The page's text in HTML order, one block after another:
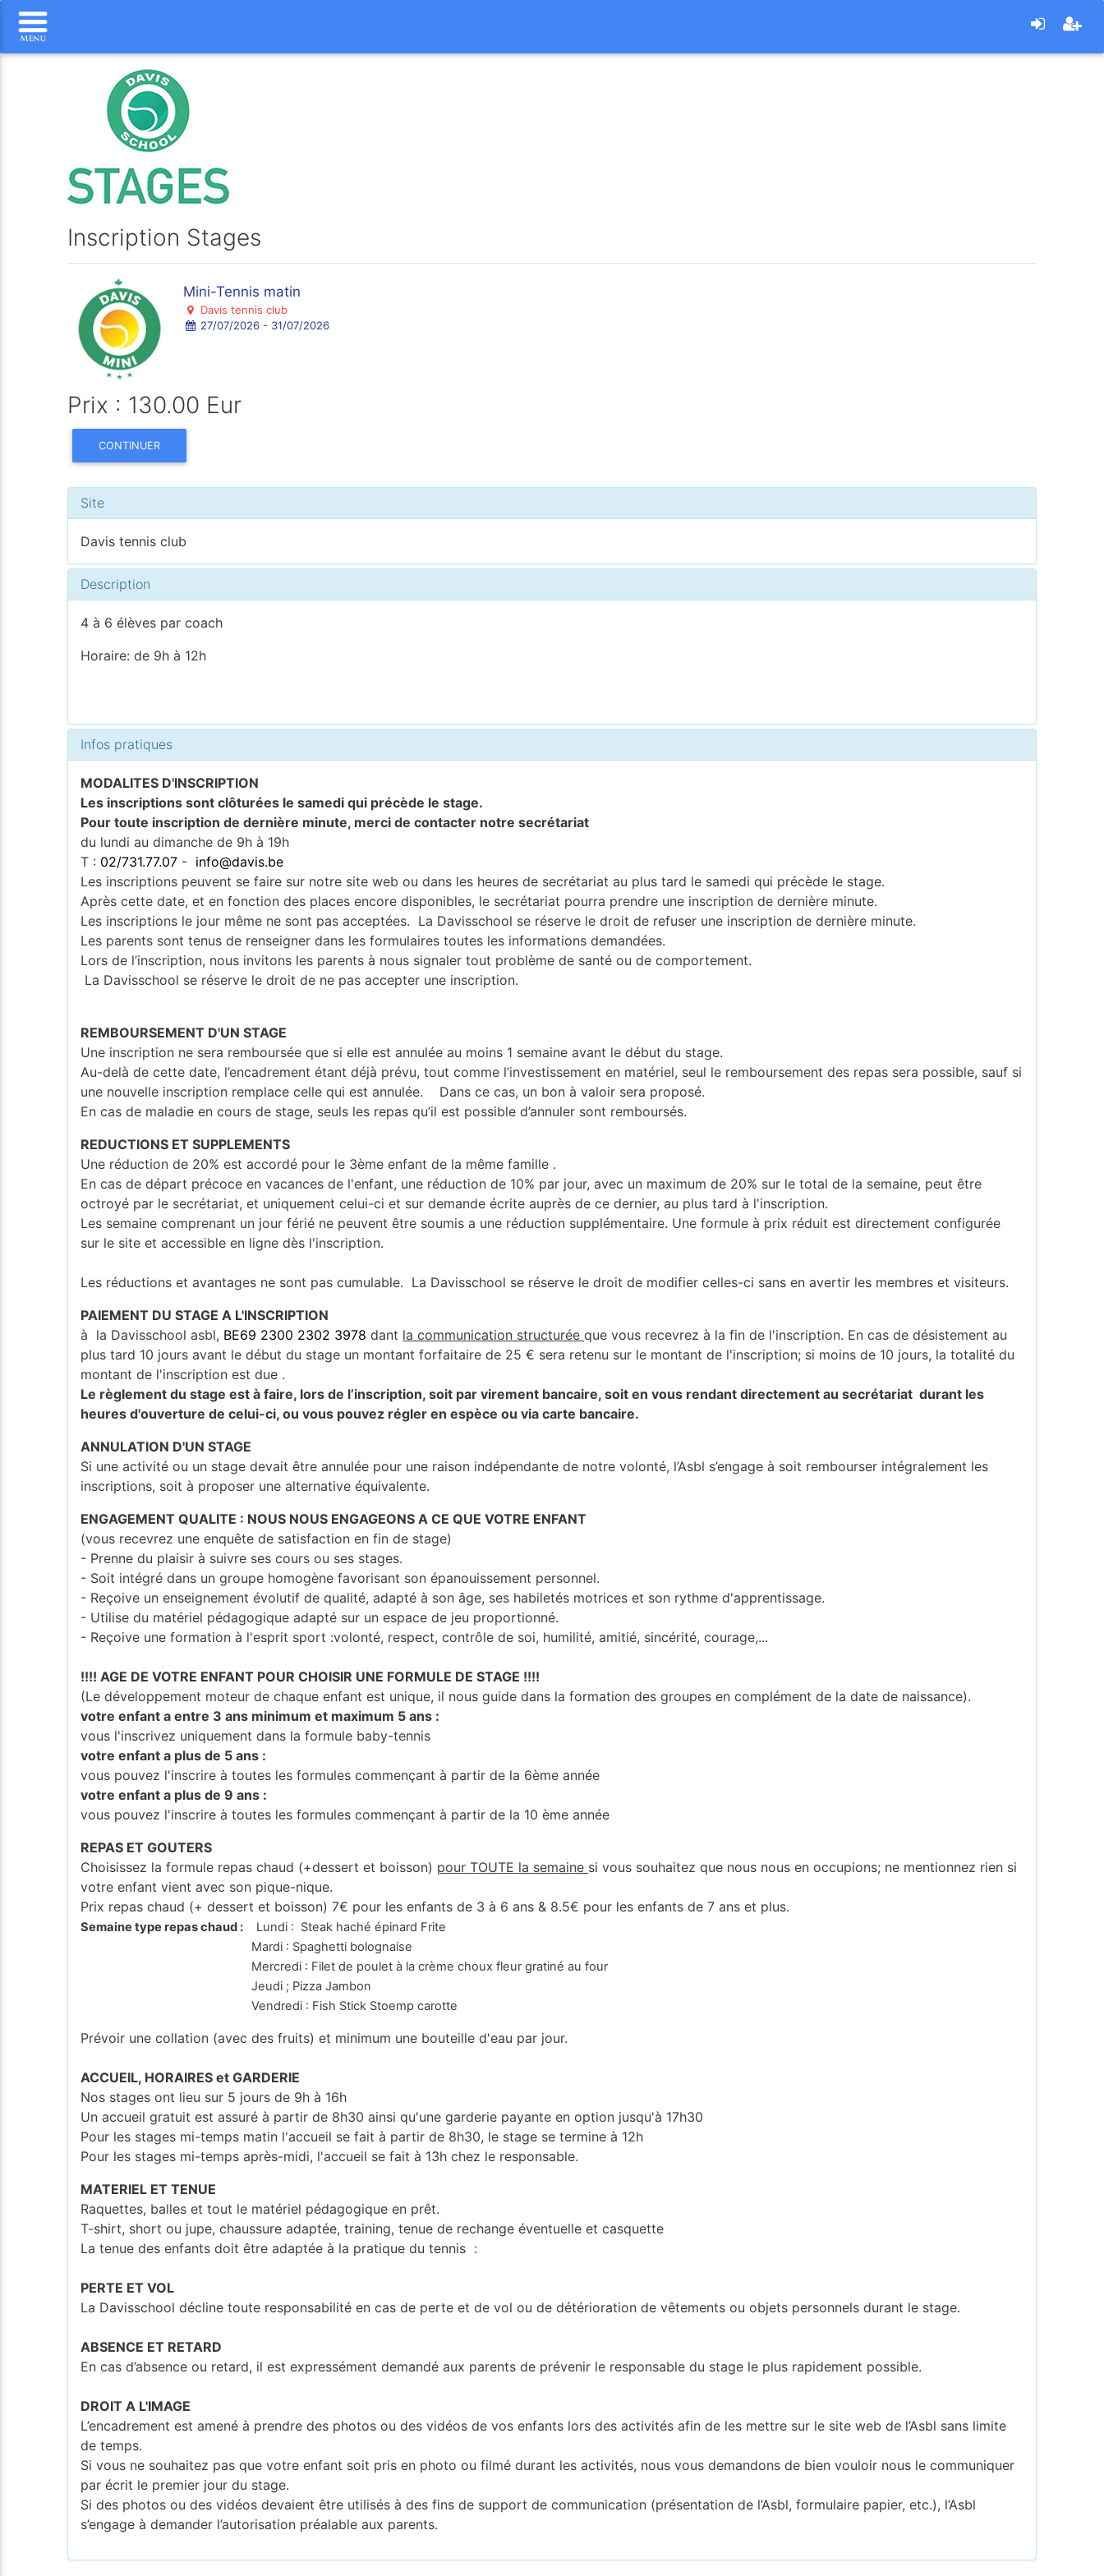
Inscription Stages
Mini-Tennis matin
Davis tennis club
27/07/2026 - 31/07/2026
Prix : 130.00 Eur
CONTINUER
Site
Davis tennis club
Description
4 à 6 élèves par coach
Horaire: de 9h à 12h
Infos pratiques
MODALITES D'INSCRIPTION
Les inscriptions sont clôturées le samedi qui précède le stage.
Pour toute inscription de dernière minute, merci de contacter notre secrétariat
du lundi au dimanche de 9h à 19h
T : 02/731.77.07 - info@davis.be
Les inscriptions peuvent se faire sur notre site web ou dans les heures de secrétariat au plus tard le samedi qui précède le stage.
Après cette date, et en fonction des places encore disponibles, le secrétariat pourra prendre une inscription de dernière minute.
Les inscriptions le jour même ne sont pas acceptées. La Davisschool se réserve le droit de refuser une inscription de dernière minute.
Les parents sont tenus de renseigner dans les formulaires toutes les informations demandées.
Lors de l’inscription, nous invitons les parents à nous signaler tout problème de santé ou de comportement.
La Davisschool se réserve le droit de ne pas accepter une inscription.
REMBOURSEMENT D'UN STAGE
Une inscription ne sera remboursée que si elle est annulée au moins 1 semaine avant le début du stage.
Au-delà de cette date, l’encadrement étant déjà prévu, tout comme l’investissement en matériel, seul le remboursement des repas sera possible, sauf si
une nouvelle inscription remplace celle qui est annulée. Dans ce cas, un bon à valoir sera proposé.
En cas de maladie en cours de stage, seuls les repas qu’il est possible d’annuler sont remboursés.
REDUCTIONS ET SUPPLEMENTS
Une réduction de 20% est accordé pour le 3ème enfant de la même famille .
En cas de départ précoce en vacances de l'enfant, une réduction de 10% par jour, avec un maximum de 20% sur le total de la semaine, peut être
octroyé par le secrétariat, et uniquement celui-ci et sur demande écrite auprès de ce dernier, au plus tard à l'inscription.
Les semaine comprenant un jour férié ne peuvent être soumis a une réduction supplémentaire. Une formule à prix réduit est directement configurée
sur le site et accessible en ligne dès l'inscription.
Les réductions et avantages ne sont pas cumulable. La Davisschool se réserve le droit de modifier celles-ci sans en avertir les membres et visiteurs.
PAIEMENT DU STAGE A L'INSCRIPTION
à la Davisschool asbl, BE69 2300 2302 3978 dant la communication structuréeque vous recevrez à la fin de l'inscription. En cas de désistement au
plus tard 10 jours avant le début du stage un montant forfaitaire de 25 € sera retenu sur le montant de l'inscription; si moins de 10 jours, la totalité du
montant de l'inscription est due .
Le règlement du stage est à faire, lors de l’inscription, soit par virement bancaire, soit en vous rendant directement au secrétariat durant les
heures d'ouverture de celui-ci, ou vous pouvez régler en espèce ou via carte bancaire.
ANNULATION D'UN STAGE
Si une activité ou un stage devait être annulée pour une raison indépendante de notre volonté, l’Asbl s’engage à soit rembourser intégralement les
inscriptions, soit à proposer une alternative équivalente.
ENGAGEMENT QUALITE : NOUS NOUS ENGAGEONS A CE QUE VOTRE ENFANT
(vous recevrez une enquête de satisfaction en fin de stage)
- Prenne du plaisir à suivre ses cours ou ses stages.
- Soit intégré dans un groupe homogène favorisant son épanouissement personnel.
- Reçoive un enseignement évolutif de qualité, adapté à son âge, ses habiletés motrices et son rythme d'apprentissage.
- Utilise du matériel pédagogique adapté sur un espace de jeu proportionné.
- Reçoive une formation à l'esprit sport :volonté, respect, contrôle de soi, humilité, amitié, sincérité, courage,...
!!!! AGE DE VOTRE ENFANT POUR CHOISIR UNE FORMULE DE STAGE !!!!
(Le développement moteur de chaque enfant est unique, il nous guide dans la formation des groupes en complément de la date de naissance).
votre enfant a entre 3 ans minimum et maximum 5 ans :
vous l'inscrivez uniquement dans la formule baby-tennis
votre enfant a plus de 5 ans :
vous pouvez l'inscrire à toutes les formules commençant à partir de la 6ème année
votre enfant a plus de 9 ans :
vous pouvez l'inscrire à toutes les formules commençant à partir de la 10 ème année
REPAS ET GOUTERS
Choisissez la formule repas chaud (+dessert et boisson) pour TOUTE la semaine si vous souhaitez que nous nous en occupions; ne mentionnez rien si
votre enfant vient avec son pique-nique.
Prix repas chaud (+ dessert et boisson) 7€ pour les enfants de 3 à 6 ans & 8.5€ pour les enfants de 7 ans et plus.
Semaine type repas chaud : Lundi : Steak haché épinard Frite
Mardi : Spaghetti bolognaise
Mercredi : Filet de poulet à la crème choux fleur gratiné au four
Jeudi ; Pizza Jambon
Vendredi : Fish Stick Stoemp carotte
Prévoir une collation (avec des fruits) et minimum une bouteille d'eau par jour.
ACCUEIL, HORAIRES et GARDERIE
Nos stages ont lieu sur 5 jours de 9h à 16h
Un accueil gratuit est assuré à partir de 8h30 ainsi qu'une garderie payante en option jusqu'à 17h30
Pour les stages mi-temps matin l'accueil se fait à partir de 8h30, le stage se termine à 12h
Pour les stages mi-temps après-midi, l'accueil se fait à 13h chez le responsable.
MATERIEL ET TENUE
Raquettes, balles et tout le matériel pédagogique en prêt.
T-shirt, short ou jupe, chaussure adaptée, training, tenue de rechange éventuelle et casquette
La tenue des enfants doit être adaptée à la pratique du tennis :
PERTE ET VOL
La Davisschool décline toute responsabilité en cas de perte et de vol ou de détérioration de vêtements ou objets personnels durant le stage.
ABSENCE ET RETARD
En cas d’absence ou retard, il est expressément demandé aux parents de prévenir le responsable du stage le plus rapidement possible.
DROIT A L'IMAGE
L’encadrement est amené à prendre des photos ou des vidéos de vos enfants lors des activités afin de les mettre sur le site web de l’Asbl sans limite
de temps.
Si vous ne souhaitez pas que votre enfant soit pris en photo ou filmé durant les activités, nous vous demandons de bien vouloir nous le communiquer
par écrit le premier jour du stage.
Si des photos ou des vidéos devaient être utilisés à des fins de support de communication (présentation de l’Asbl, formulaire papier, etc.), l’Asbl
s’engage à demander l’autorisation préalable aux parents.